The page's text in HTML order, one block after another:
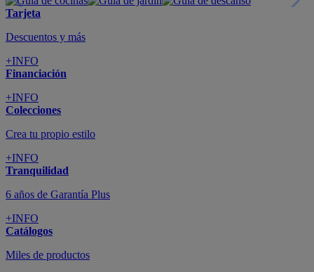
Tarjeta
Descuentos y más
+INFO
Financiación
+INFO
Colecciones
Crea tu propio estilo
+INFO
Tranquilidad
6 años de Garantía Plus
+INFO
Catálogos
Miles de productos